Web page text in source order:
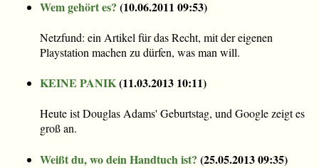
Wem gehört es? (10.06.2011 09:53)
Netzfund: ein Artikel für das Recht, mit der eigenen
Playstation machen zu dürfen, was man will.
KEINE PANIK(11.03.2013 10:11)
Heute ist Douglas Adams' Geburtstag, und Google zeigt es
groß an.
Weißt du, wo dein Handtuch ist? (25.05.2013 09:35)